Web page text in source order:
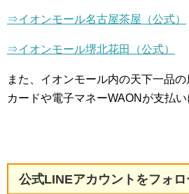
⇒イオンモール名古屋茶屋（公式）
⇒イオンモール堺北花田（公式）
また、イオンモール内の天下一品
カードや電子マネーWAONが支払い
公式LINEアカウントをフォロ